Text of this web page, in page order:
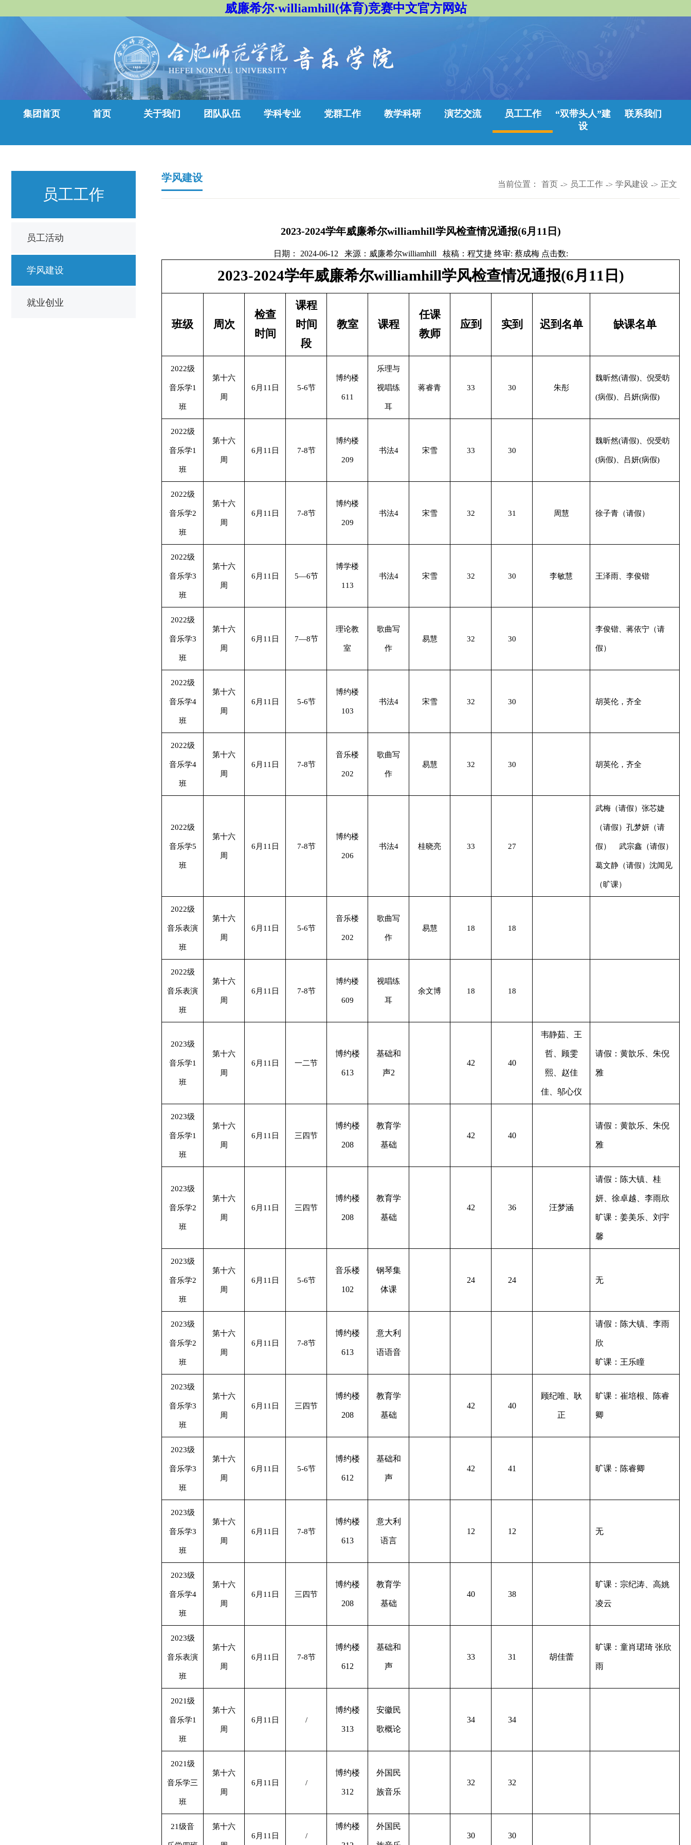
威廉希尔·williamhill(体育)竞赛中文官方网站
集团首页 首页 关于我们 团队队伍 学科专业 党群工作 教学科研 演艺交流 员工工作
“双带头人”建
设
联系我们
员工工作
员工活动
学风建设
就业创业
学风建设
当前位置： 首页 -> 员工工作 -> 学风建设 -> 正文
​2023-2024学年威廉希尔williamhill学风检查情况通报(6月11日)
日期： 2024-06-12 来源：威廉希尔williamhill 核稿：程艾捷 终审: 蔡成梅 点击数:
2023-2024学年威廉希尔williamhill学风检查情况通报(6月11日)
班级 周次
检查
时间
课程
时间
段
教室 课程
任课
教师
应到 实到 迟到名单 缺课名单
2022级
音乐学1
班
第十六
周
6月11日 5-6节
博约楼
611
乐理与
视唱练
耳
蒋睿青 33 30 朱彤
魏昕然(请假)、倪受昉
(病假)、吕妍(病假)
2022级
音乐学1
班
第十六
周
6月11日 7-8节
博约楼
209
书法4 宋雪 33 30
魏昕然(请假)、倪受昉
(病假)、吕妍(病假)
2022级
音乐学2
班
第十六
周
6月11日 7-8节
博约楼
209
书法4 宋雪 32 31 周慧 徐子青（请假）
2022级
音乐学3
班
第十六
周
6月11日 5—6节
博学楼
113
书法4 宋雪 32 30 李敏慧 王泽雨、李俊锴
2022级
音乐学3
班
第十六
周
6月11日 7—8节
理论教
室
歌曲写
作
易慧 32 30
李俊锴、蒋依宁（请
假）
2022级
音乐学4
班
第十六
周
6月11日 5-6节
博约楼
103
书法4 宋雪 32 30 胡英伦，齐全
2022级
音乐学4
班
第十六
周
6月11日 7-8节
音乐楼
202
歌曲写
作
易慧 32 30 胡英伦，齐全
2022级
音乐学5
班
第十六
周
6月11日 7-8节
博约楼
206
书法4 桂晓亮 33 27
武梅（请假）张芯婕
（请假）孔梦妍（请
假） 武宗鑫（请假）
葛文静（请假）沈闻见
（旷课）
2022级
音乐表演
班
第十六
周
6月11日 5-6节
音乐楼
202
歌曲写
作
易慧 18 18
2022级
音乐表演
班
第十六
周
6月11日 7-8节
博约楼
609
视唱练
耳
余文博 18 18
2023级
音乐学1
班
第十六
周
6月11日 一二节
博约楼
613
基础和
声2
42 40
韦静茹、王
哲、顾雯
熙、赵佳
佳、邬心仪
请假：黄歆乐、朱倪
雅
2023级
音乐学1
班
第十六
周
6月11日 三四节
博约楼
208
教育学
基础
42 40
请假：黄歆乐、朱倪
雅
2023级
音乐学2
班
第十六
周
6月11日 三四节
博约楼
208
教育学
基础
42 36 汪梦涵
请假：陈大镇、桂
妍、徐卓越、李雨欣
旷课：姜美乐、刘宇
馨
2023级
音乐学2
班
第十六
周
6月11日 5-6节
音乐楼
102
钢琴集
体课
24 24 无
2023级
音乐学2
班
第十六
周
6月11日 7-8节
博约楼
613
意大利
语语音
请假：陈大镇、李雨
欣
旷课：王乐瞳
2023级
音乐学3
班
第十六
周
6月11日 三四节
博约楼
208
教育学
基础
42 40
顾纪唯、耿
正
旷课：崔培根、陈睿
卿
2023级
音乐学3
班
第十六
周
6月11日 5-6节
博约楼
612
基础和
声
42 41 旷课：陈睿卿
2023级
音乐学3
班
第十六
周
6月11日 7-8节
博约楼
613
意大利
语言
12 12 无
2023级
音乐学4
班
第十六
周
6月11日 三四节
博约楼
208
教育学
基础
40 38
旷课：宗纪涛、高姚
凌云
2023级
音乐表演
班
第十六
周
6月11日 7-8节
博约楼
612
基础和
声
33 31 胡佳蕾
旷课：童肖珺琦 张欣
雨
2021级
音乐学1
班
第十六
周
6月11日 /
博约楼
313
安徽民
歌概论
34 34
2021级
音乐学三
班
第十六
周
6月11日 /
博约楼
312
外国民
族音乐
32 32
21级音 第十六
6月11日 /
博约楼 外国民
30 30